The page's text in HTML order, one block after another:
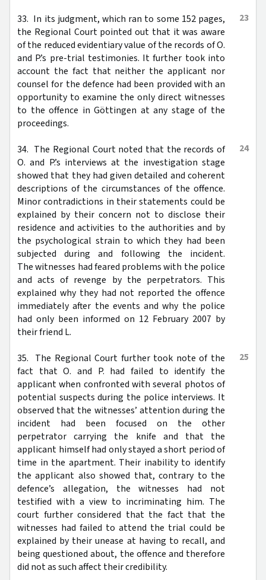
23
33. In its judgment, which ran to some 152 pages,
the Regional Court pointed out that it was aware
of the reduced evidentiary value of the records of O.
and P.’s pre-trial testimonies. It further took into
account the fact that neither the applicant nor
counsel for the defence had been provided with an
opportunity to examine the only direct witnesses
to the offence in Göttingen at any stage of the
proceedings.
24
34. The Regional Court noted that the records of
O. and P.’s interviews at the investigation stage
showed that they had given detailed and coherent
descriptions of the circumstances of the offence.
Minor contradictions in their statements could be
explained by their concern not to disclose their
residence and activities to the authorities and by
the psychological strain to which they had been
subjected during and following the incident.
The witnesses had feared problems with the police
and acts of revenge by the perpetrators. This
explained why they had not reported the offence
immediately after the events and why the police
had only been informed on 12 February 2007 by
their friend L.
25
35. The Regional Court further took note of the
fact that O. and P. had failed to identify the
applicant when confronted with several photos of
potential suspects during the police interviews. It
observed that the witnesses’ attention during the
incident had been focused on the other
perpetrator carrying the knife and that the
applicant himself had only stayed a short period of
time in the apartment. Their inability to identify
the applicant also showed that, contrary to the
defence’s allegation, the witnesses had not
testified with a view to incriminating him. The
court further considered that the fact that the
witnesses had failed to attend the trial could be
explained by their unease at having to recall, and
being questioned about, the offence and therefore
did not as such affect their credibility.